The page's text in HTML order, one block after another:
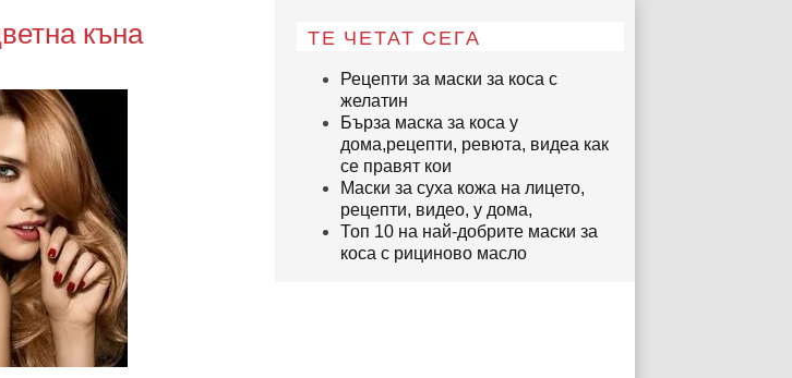
къна ТЕ ЧЕТАТ СЕГА
Рецепти за маски за коса с
желатин
Бърза маска за коса у
дома,рецепти, ревюта, видеа как
се правят кои
Маски за суха кожа на лицето,
рецепти, видео, у дома,
Топ 10 на най-добрите маски за
коса с рициново масло